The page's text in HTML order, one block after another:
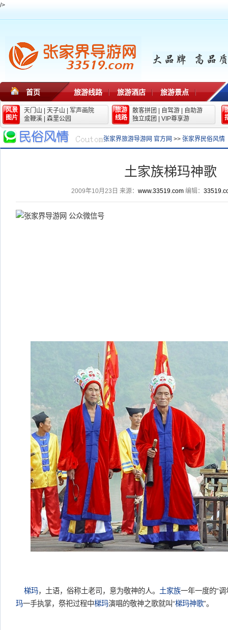
/>
首页 旅游线路 旅游酒店 旅游景点
风景
图片
天门山 天子山
军声画院
金鞭溪
森里公园
旅游
线路
散客拼团 自驾游
自助游
独立成团
VIP尊享游
张家界旅游导游网 官方网 >> 张家界民俗风情
土家族梯玛神歌
2009年10月23日 来源： www.33519.com编辑：
梯玛，土语，俗称土老司，意为敬神的人。 土家族一年一度的“
玛一手执掌，祭祀过程中梯玛演唱的敬神之歌就叫“梯玛神歌”。